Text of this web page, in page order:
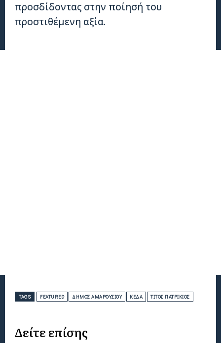
προσδίδοντας στην ποίησή του
προστιθέμενη αξία.
TAGS FEATURED ΔΉΜΟΣ ΑΜΑΡΟΥΣΊΟΥ ΚΕΔΑ ΤΊΤΟΣ ΠΑΤΡΊΚΙΟΣ
Δείτε επίσης